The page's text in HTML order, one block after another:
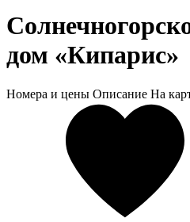
дом «Кипарис»
Номера и цены Описание На